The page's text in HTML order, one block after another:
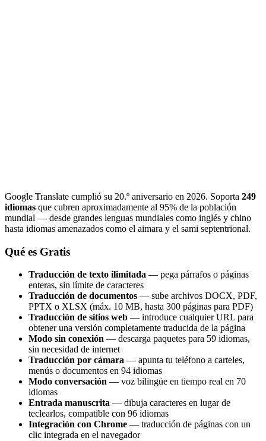
Google Translate cumplió su 20.º aniversario en 2026. Soporta 249
idiomas que cubren aproximadamente al 95% de la población
mundial — desde grandes lenguas mundiales como inglés y chino
hasta idiomas amenazados como el aimara y el sami septentrional.
Qué es Gratis
Traducción de texto ilimitada — pega párrafos o páginas
enteras, sin límite de caracteres
Traducción de documentos — sube archivos DOCX, PDF,
PPTX o XLSX (máx. 10 MB, hasta 300 páginas para PDF)
Traducción de sitios web — introduce cualquier URL para
obtener una versión completamente traducida de la página
Modo sin conexión — descarga paquetes para 59 idiomas,
sin necesidad de internet
Traducción por cámara — apunta tu teléfono a carteles,
menús o documentos en 94 idiomas
Modo conversación — voz bilingüe en tiempo real en 70
idiomas
Entrada manuscrita — dibuja caracteres en lugar de
teclearlos, compatible con 96 idiomas
Integración con Chrome — traducción de páginas con un
clic integrada en el navegador